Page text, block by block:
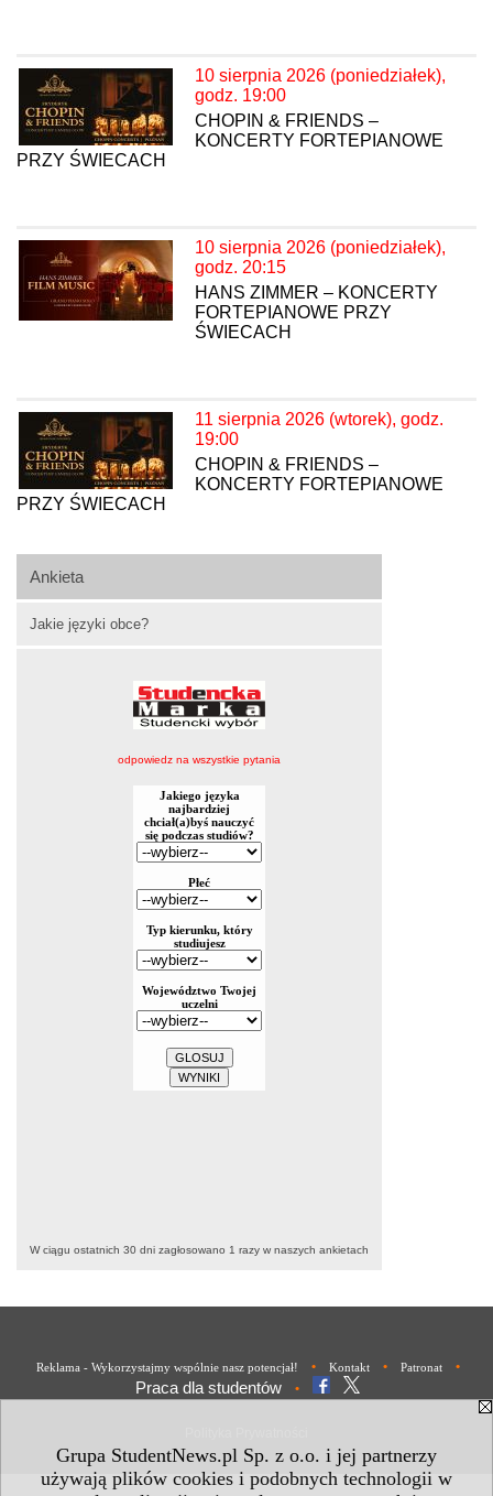
Grupa StudentNews.pl Sp. z o.o. i jej partnerzy
używają plików cookies i podobnych technologii w
Ankieta
Jakie języki obce?
odpowiedz na wszystkie pytania
W ciągu ostatnich 30 dni zagłosowano 1 razy w naszych ankietach
10 sierpnia 2026 (poniedziałek),
godz. 19:00
CHOPIN & FRIENDS –
KONCERTY FORTEPIANOWE
PRZY ŚWIECACH
10 sierpnia 2026 (poniedziałek),
godz. 20:15
HANS ZIMMER – KONCERTY
FORTEPIANOWE PRZY
ŚWIECACH
11 sierpnia 2026 (wtorek), godz.
19:00
CHOPIN & FRIENDS –
KONCERTY FORTEPIANOWE
PRZY ŚWIECACH
Reklama - Wykorzystajmy wspólnie nasz potencjał! • Kontakt • Patronat •
Praca dla studentów •